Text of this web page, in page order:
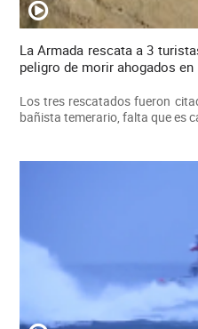
La Armada rescata a 3
peligro de morir ahogados en
Los tres rescatados fueron
bañista temerario, falta que es